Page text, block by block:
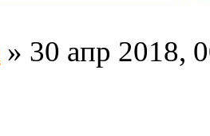
» 30 апр 2018,